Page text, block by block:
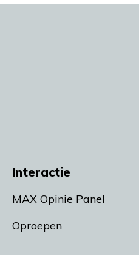
Interactie
MAX Opinie Panel
Oproepen